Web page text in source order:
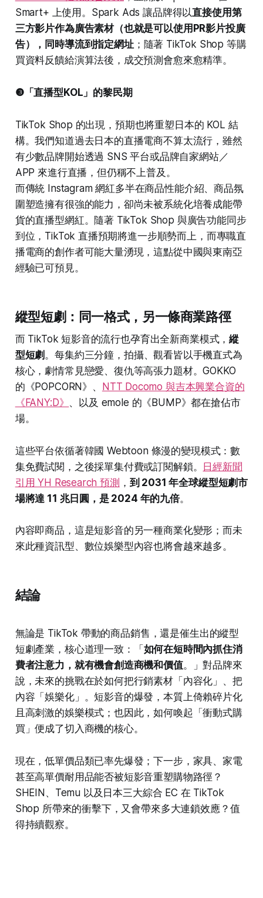
Smart+ 上使用。Spark Ads 讓品牌得以直接使用第
三方影片作為廣告素材（也就是可以使用PR影片投廣
告），同時導流到指定網址；隨著 TikTok Shop 等購
買資料反饋給演算法後，成交預測會愈來愈精準。
❸「直播型KOL」的黎民期
TikTok Shop 的出現，預期也將重塑日本的 KOL 結
構。我們知道過去日本的直播電商不算太流行，雖然
有少數品牌開始透過 SNS 平台或品牌自家網站／
APP 來進行直播，但仍稱不上普及。
而傳統 Instagram 網紅多半在商品性能介紹、商品氛
圍塑造擁有很強的能力，卻尚未被系統化培養成能帶
貨的直播型網紅。隨著 TikTok Shop 與廣告功能同步
到位，TikTok 直播預期將進一步順勢而上，而專職直
播電商的創作者可能大量湧現，這點從中國與東南亞
經驗已可預見。
縱型短劇：同一格式，另一條商業路徑
而 TikTok 短影音的流行也孕育出全新商業模式，縱
型短劇 。每集約三分鐘，拍攝、觀看皆以手機直式為
核心，劇情常見戀愛、復仇等高張力題材。GOKKO
的《POPCORN》、
NTT Docomo 與吉本興業合資的
《FANY:D》 、以及 emole 的《BUMP》都在搶佔市
場。
這些平台依循著韓國 Webtoon 條漫的變現模式：數
集免費試閱，之後採單集付費或訂閱解鎖。
日經新聞
引用 YH Research 預測 ， 到 2031 年全球縱型短劇市
場將達 11 兆日圓，是 2024 年的九倍。
內容即商品，這是短影音的另一種商業化變形；而未
來此種資訊型、數位娛樂型內容也將會越來越多。
結論
無論是 TikTok 帶動的商品銷售，還是催生出的縱型
短劇產業，核心道理一致：「 如何在短時間內抓住消
費者注意力，就有機會創造商機和價值。」對品牌來
說，未來的挑戰在於如何把行銷素材「內容化」、把
內容「娛樂化」。短影音的爆發，本質上倚賴碎片化
且高刺激的娛樂模式；也因此，如何喚起「衝動式購
買」便成了切入商機的核心。
現在，低單價品類已率先爆發；下一步，家具、家電
甚至高單價耐用品能否被短影音重塑購物路徑？
SHEIN、Temu 以及日本三大綜合 EC 在 TikTok
Shop 所帶來的衝擊下，又會帶來多大連鎖效應？值
得持續觀察。